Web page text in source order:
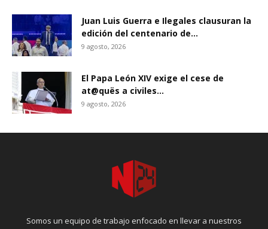
Juan Luis Guerra e Ilegales clausuran la
edición del centenario de...
9 agosto, 2026
El Papa León XIV exige el cese de
at@quës a civiles...
9 agosto, 2026
Somos un equipo de trabajo enfocado en llevar a nuestros